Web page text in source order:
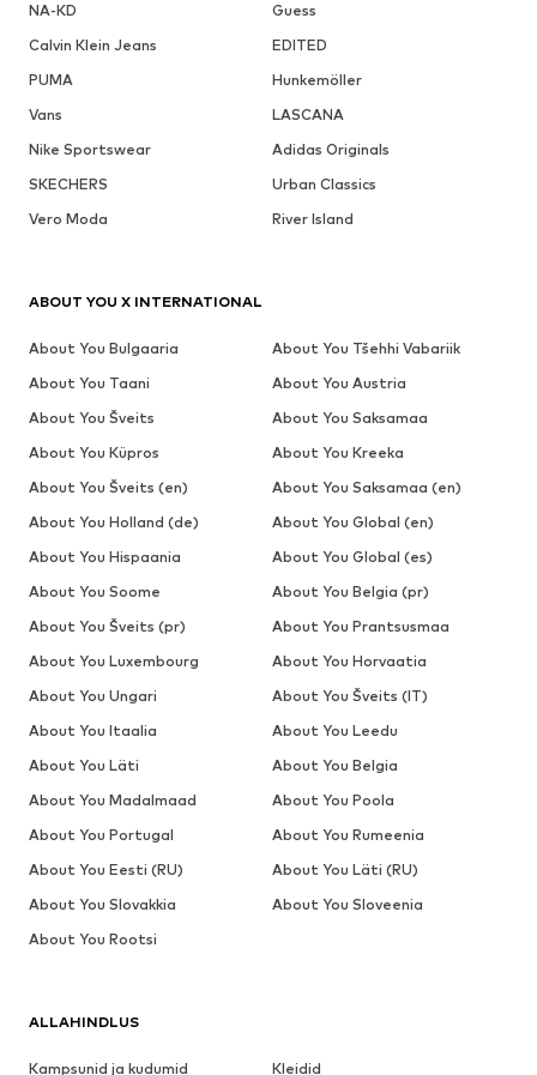
NA-KD
Guess
Calvin Klein Jeans
EDITED
PUMA
Hunkemöller
Vans
LASCANA
Nike Sportswear
Adidas Originals
SKECHERS
Urban Classics
Vero Moda
River Island
ALLAHINDLUS
Kampsunid ja kudumid
Kleidid
ABOUT YOU X INTERNATIONAL
About You Bulgaaria
About You Tšehhi Vabariik
About You Taani
About You Austria
About You Šveits
About You Saksamaa
About You Küpros
About You Kreeka
About You Šveits (en)
About You Saksamaa (en)
About You Holland (de)
About You Global (en)
About You Hispaania
About You Global (es)
About You Soome
About You Belgia (pr)
About You Šveits (pr)
About You Prantsusmaa
About You Luxembourg
About You Horvaatia
About You Ungari
About You Šveits (IT)
About You Itaalia
About You Leedu
About You Läti
About You Belgia
About You Madalmaad
About You Poola
About You Portugal
About You Rumeenia
About You Eesti (RU)
About You Läti (RU)
About You Slovakkia
About You Sloveenia
About You Rootsi